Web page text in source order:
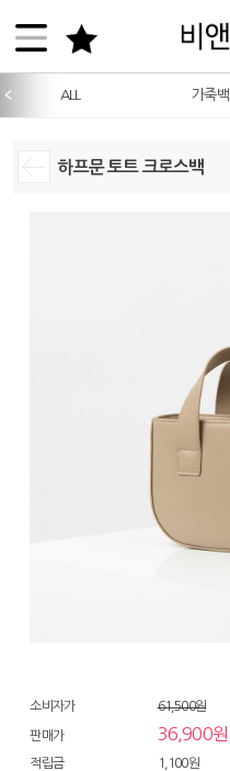
ALL 가죽백
하프문 토트 크로스백
소비자가 61,500원
판매가 36,900원
적립금 1,100원